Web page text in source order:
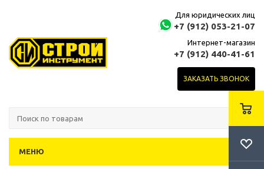
Для юридических лиц
+7 (912) 053-21-07
Интернет-магазин
+7 (912) 440-41-61
ЗАКАЗАТЬ ЗВОНОК
МЕНЮ